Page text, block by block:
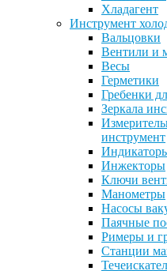
Хладагент
Инструмент
Вальцовки
Вентили и
Весы
Герметики
Гребенки
Зеркала
инструмент
Инжекторы
Ключи
Манометры
Насосы
Паячные
Римеры и
Станции